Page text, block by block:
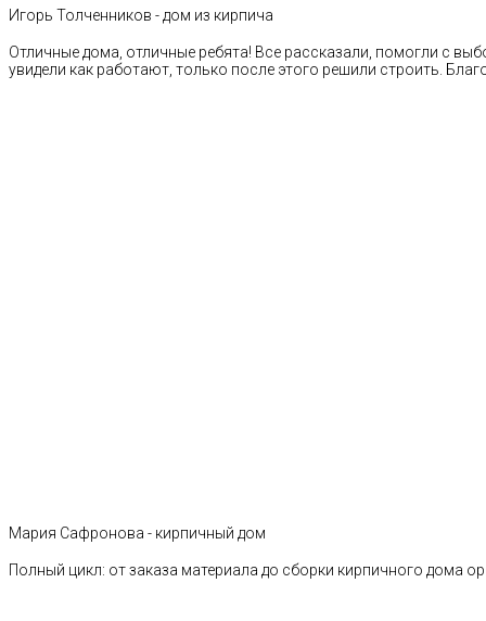
Игорь Толченников - дом из кирпича
Отличные дома, отличные ребята! Все рассказали, помогли с
увидели как работают, только после этого решили строить.
Мария Сафронова - кирпичный дом
Полный цикл: от заказа материала до сборки кирпичного дома